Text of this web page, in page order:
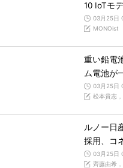
10 IoTモ
03月25日
MONOist
重い鉛電
ム電池が
03月25日
松本貴志
ルノー日
採用、コ
03月25日
齊藤由希